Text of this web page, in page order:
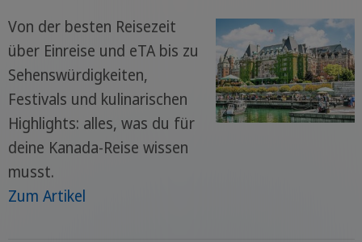
Von der besten Reisezeit
über Einreise und eTA bis zu
Sehenswürdigkeiten,
Festivals und kulinarischen
Highlights: alles, was du für
deine Kanada-Reise wissen
musst.
Zum Artikel